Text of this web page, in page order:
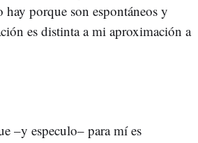
hay porque son espontáneos y
es distinta a mi aproximación a
–y especulo– para mí es